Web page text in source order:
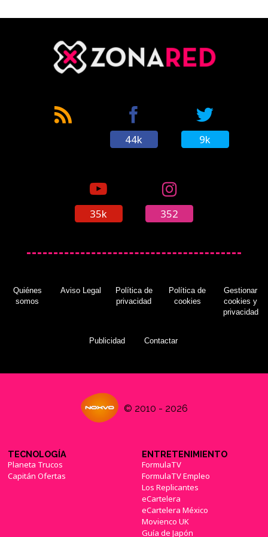
44k 9k
35k 352
Quiénes
somos
Aviso Legal
Política de
privacidad
Política de
cookies
Gestionar
cookies y
privacidad
Publicidad Contactar
© 2010 - 2026
TECNOLOGÍA
Planeta Trucos
Capitán Ofertas
ENTRETENIMIENTO
FormulaTV
FormulaTV Empleo
Los Replicantes
eCartelera
eCartelera México
Movienco UK
Guía de Japón